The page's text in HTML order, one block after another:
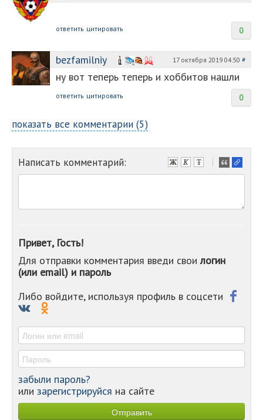
0
ответить цитировать
bezfamilniy 17 октября 2019 04:50 #
ну вот теперь теперь и хоббитов нашли
0
ответить цитировать
показать все комментарии (5)
Написать комментарий:
-
-
-
-
-
Привет, Гость!
Для отправки комментария введи своилогин
(или email) и пароль
Либо войдите, используя профиль в соцсети
забыли пароль?
или зарегистрируйся на сайте